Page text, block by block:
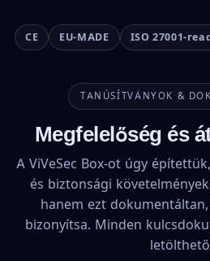
CE EU-MADE ISO 27001-
TANÚSÍTVÁNYOK &
Megfelelőség és
A ViVeSec Box-ot úgy
és biztonsági
hanem ezt
bizonyítsa. Minden
letölthető.